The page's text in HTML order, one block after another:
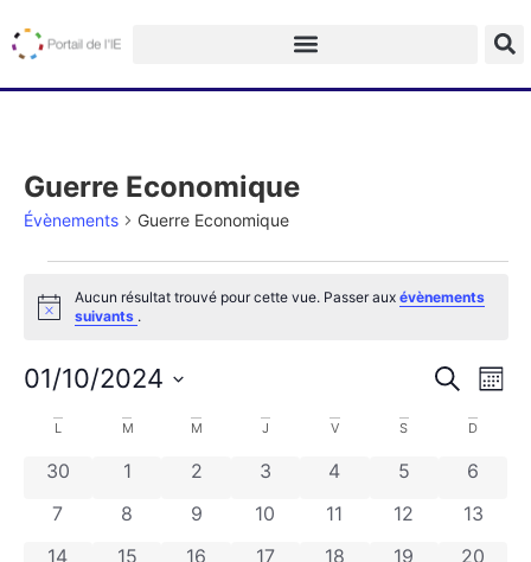
Guerre Economique
Évènements Guerre Economique
Notice
Aucun résultat trouvé pour cette vue. Passer aux évènements
suivants .
vues
Recherche
Mois
01/10/2024
une
Calendrier
Évènements
L M M J V S D
0 évènements
30 0 évènements
1 0 évènements
2 0 évènements
3 0 évènements
4 0 évènements
5 0
6
0 évènements
7 0 évènements
8 0 évènements
9 0 évènements
10 0 évènements
11 0 évènements
12 0
13
0 évènements
14 0 évènements
15 0 évènements
16 0 évènements
17 0 évènements
18 0 évènements
19 0
20